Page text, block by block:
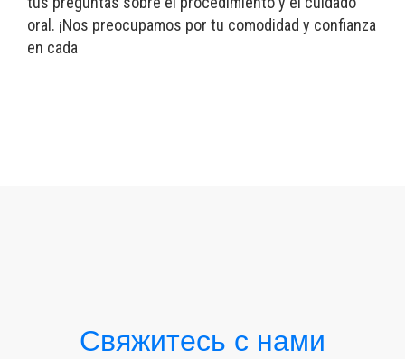
oral. ¡Nos preocupamos por tu comodidad y confianza
en cada
Свяжитесь с нами